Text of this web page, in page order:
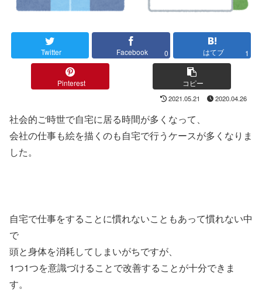
Twitter Facebook 0 はてブ 1
Pinterest コピー
2021.05.21 2020.04.26
社会的ご時世で自宅に居る時間が多くなって、
会社の仕事も絵を描くのも自宅で行うケースが多くなりま
した。
自宅で仕事をすることに慣れないこともあって慣れない中
で
頭と身体を消耗してしまいがちですが、
1つ1つを意識づけることで改善することが十分できま
す。